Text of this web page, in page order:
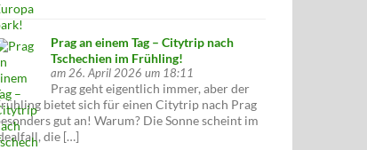
Prag an einem Tag – Citytrip nach
Tschechien im Frühling!
am 26. April 2026 um 18:11
Prag geht eigentlich immer, aber der
bietet sich für einen Citytrip nach Prag
gut an! Warum? Die Sonne scheint im
die […]